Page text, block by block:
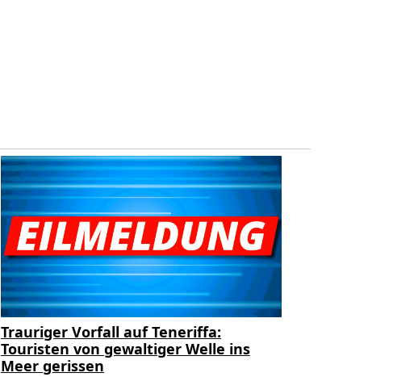
Trauriger Vorfall auf Teneriffa:
Touristen von gewaltiger Welle ins
Meer gerissen